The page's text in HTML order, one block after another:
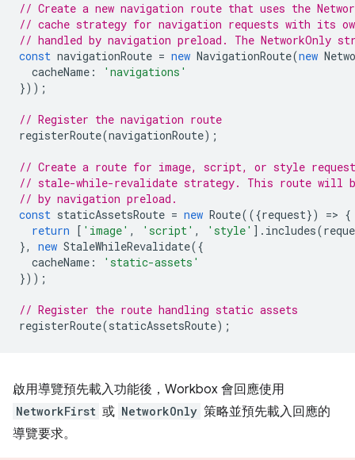
// Create a new navigation route that uses the
// cache strategy for navigation requests with its
// handled by navigation preload. The NetworkOnly
const navigationRoute = new NavigationRoute(new
cacheName :
'navigations'
}));
// Register the navigation route
registerRoute(navigationRoute);
// Create a route for image, script, or style
// stale-while-revalidate strategy. This route will
// by navigation preload.
const staticAssetsRoute = new Route(({request}) => {
return
[ 'image' , 'script' , 'style' ]. includes(
},
new StaleWhileRevalidate({
cacheName :
'static-assets'
}));
// Register the route handling static assets
registerRoute(staticAssetsRoute);
啟用導覽預先載入功能後，Workbox 會回應使用
NetworkFirst 或 NetworkOnly 策略並預先載入回應的
導覽要求。